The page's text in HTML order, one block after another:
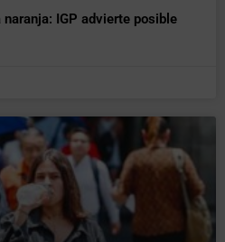
IGP advierte posible